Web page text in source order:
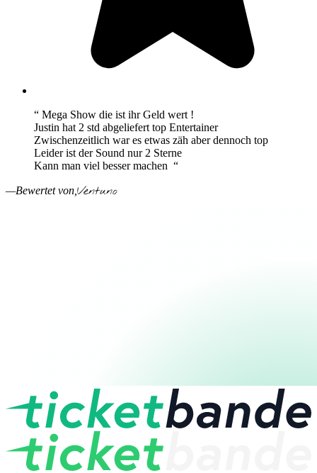
“ Mega Show die ist ihr Geld wert !
Justin hat 2 std abgeliefert top Entertainer
Zwischenzeitlich war es etwas zäh aber dennoch top
Leider ist der Sound nur 2 Sterne
Kann man viel besser machen “
—Bewertet von, Ventuno